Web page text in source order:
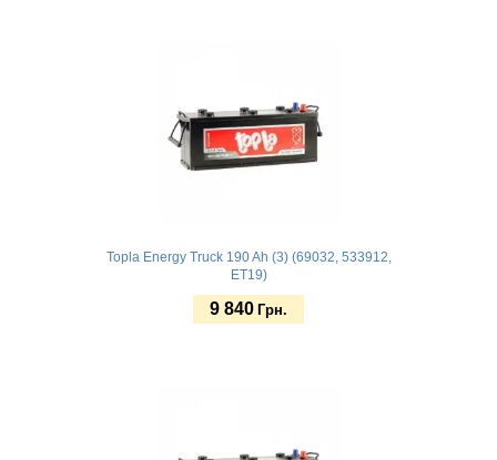
Topla Energy Truck 190 Ah (3) (69032, 533912,
ET19)
9 840 Грн.